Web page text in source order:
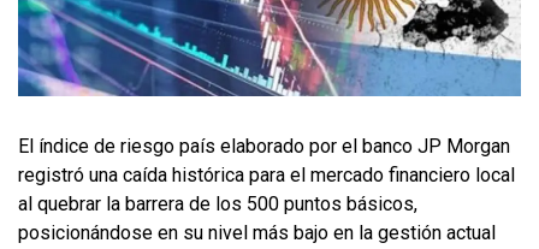
El índice de riesgo país elaborado por el banco JP Morgan
registró una caída histórica para el mercado financiero local
al quebrar la barrera de los 500 puntos básicos,
posicionándose en su nivel más bajo en la gestión actual